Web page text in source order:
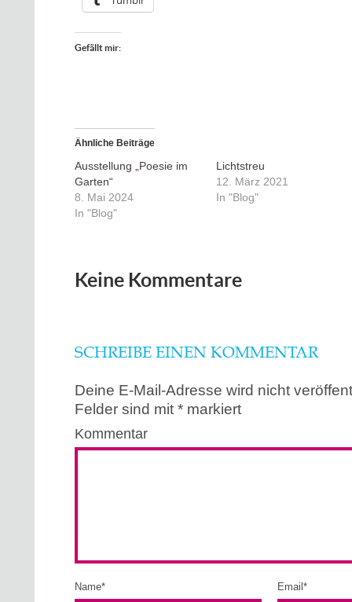
Gefällt mir:
Ähnliche Beiträge
Ausstellung „Poesie im
Garten“
8. Mai 2024
In "Blog"
Lichtstreu
12. März 2021
In "Blog"
Keine Kommentare
SCHREIBE EINEN KOMMENTAR
Deine E-Mail-Adresse wird nicht
Felder sind mit * markiert
Kommentar
Name* Email *